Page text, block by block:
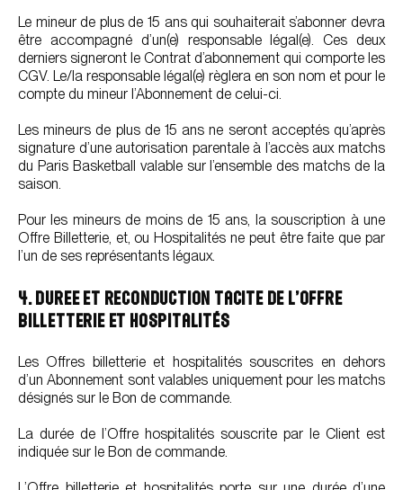
Le mineur de plus de 15 ans qui souhaiterait s’abonner devra
être accompagné d’un(e) responsable légal(e). Ces deux
derniers signeront le Contrat d’abonnement qui comporte les
CGV. Le/la responsable légal(e) règlera en son nom et pour le
compte du mineur l’Abonnement de celui-ci.
Les mineurs de plus de 15 ans ne seront acceptés qu’après
signature d’une autorisation parentale à l’accès aux matchs
du Paris Basketball valable sur l’ensemble des matchs de la
saison.
Pour les mineurs de moins de 15 ans, la souscription à une
Offre Billetterie, et, ou Hospitalités ne peut être faite que par
l’un de ses représentants légaux.
4. DUREE ET RECONDUCTION TACITE DE L’OFFRE
BILLETTERIE ET HOSPITALITÉS
Les Offres billetterie et hospitalités souscrites en dehors
d’un Abonnement sont valables uniquement pour les matchs
désignés sur le Bon de commande.
La durée de l’Offre hospitalités souscrite par le Client est
indiquée sur le Bon de commande.